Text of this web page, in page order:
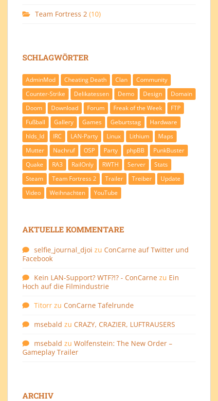
Team Fortress 2 (10)
SCHLAGWÖRTER
AdminMod Cheating Death Clan
Community
Counter-Strike
Delikatessen Demo Design
Domain
Doom
Download Forum Freak of the Week
FTP
Fußball
Gallery Games Geburtstag
Hardware
hlds_ld
IRC LAN-Party Linux Lithium
Maps
Mutter
Nachruf OSP Party phpBB
PunkBuster
Quake
RA3 RailOnly RWTH Server
Stats
Steam
Team Fortress 2 Trailer Treiber
Update
Video
Weihnachten YouTube
AKTUELLE KOMMENTARE
selfie_journal_djoi zu ConCarne auf Twitter und
Facebook
Kein LAN-Support? WTF?!? - ConCarne zu Ein
Hoch auf die Filmindustrie
Titorr zu ConCarne Tafelrunde
msebald zu CRAZY, CRAZIER, LUFTRAUSERS
msebald zu Wolfenstein: The New Order –
Gameplay Trailer
ARCHIV